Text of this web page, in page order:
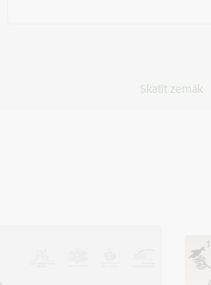
Skatīt zemāk